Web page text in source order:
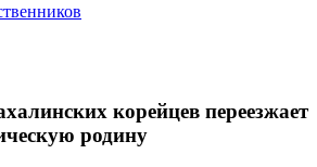
корейцев переезжает
родину